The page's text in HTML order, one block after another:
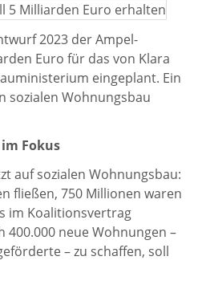
2023 der Ampel-
Euro für das von Klara
eingeplant. Ein
sozialen Wohnungsbau
Fokus
auf sozialen Wohnungsbau:
fließen, 750 Millionen waren
im Koalitionsvertrag
400.000 neue Wohnungen –
– zu schaffen, soll